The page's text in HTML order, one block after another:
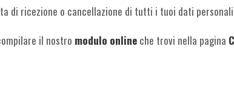
di ricezione o cancellazione di tutti i tuoi dati
il nostro modulo online che trovi nella pagina